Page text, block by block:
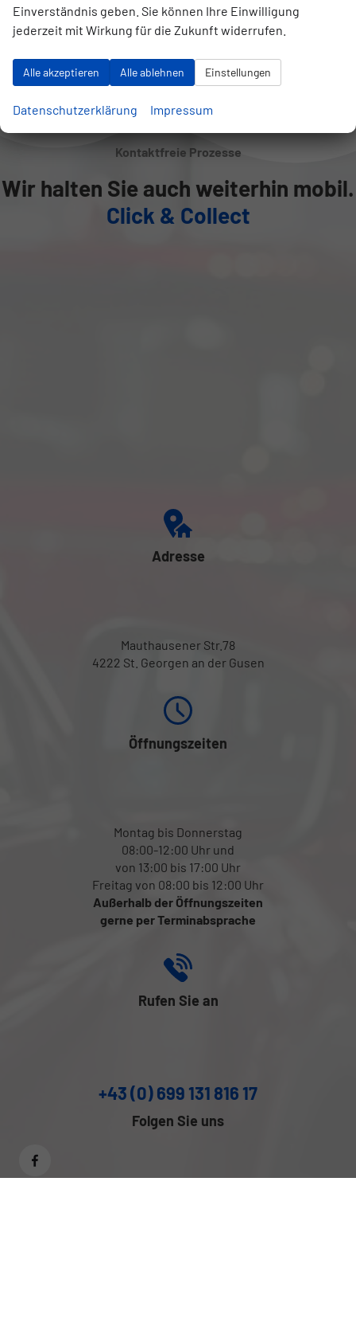
Anmelden
Kontaktfreie Prozesse
Wir halten Sie auch weiterhin mobil.
Click & Collect
Adresse
Mauthausener Str.78
4222 St. Georgen an der Gusen
Öffnungszeiten
Montag bis Donnerstag
08:00-12:00 Uhr und
von 13:00 bis 17:00 Uhr
Freitag von 08:00 bis 12:00 Uhr
Außerhalb der Öffnungszeiten
gerne per Terminabsprache
Rufen Sie an
+43 (0) 699 131 816 17
Folgen Sie uns
Einverständnis geben. Sie können Ihre Einwilligung
jederzeit mit Wirkung für die Zukunft widerrufen.
Alle akzeptieren Alle ablehnen Einstellungen
Datenschutzerklärung Impressum